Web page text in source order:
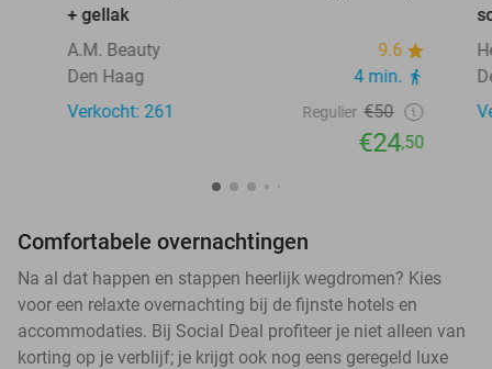
+ gellak
A.M. Beauty
9.6
Den Haag
4 min.
Verkocht: 261
Regulier €50
€24,50
Comfortabele overnachtingen
Na al dat happen en stappen heerlijk wegdromen? Kies
voor een relaxte overnachting bij de fijnste hotels en
accommodaties. Bij Social Deal profiteer je niet alleen van
korting op je verblijf; je krijgt ook nog eens geregeld luxe